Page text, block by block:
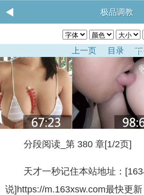
极品调教
上一页 目录 下
分段阅读_第 380 章[1/2页]
天才一秒记住本站地址：
说]https://m.163xsw.com最快更新